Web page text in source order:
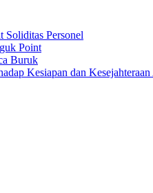
Soliditas Personel
Point
Buruk
Kesiapan dan Kesejahteraan